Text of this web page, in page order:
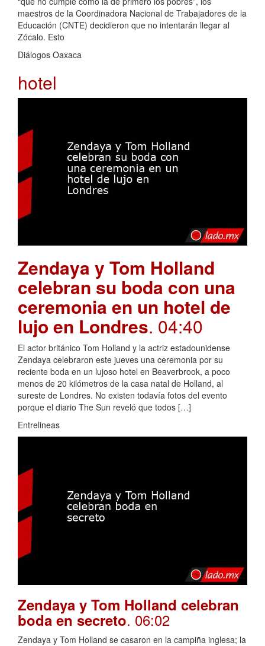
maestros de la Coordinadora Nacional de Trabajadores de la
Educación (CNTE) decidieron que no intentarán llegar al
Zócalo. Esto
Diálogos Oaxaca
hotel
Zendaya y Tom Holland
celebran su boda con una
ceremonia en un hotel de
lujo en Londres. 04:40
El actor británico Tom Holland y la actriz estadounidense
Zendaya celebraron este jueves una ceremonia por su
reciente boda en un lujoso hotel en Beaverbrook, a poco
menos de 20 kilómetros de la casa natal de Holland, al
sureste de Londres. No existen todavía fotos del evento
porque el diario The Sun reveló que todos […]
Entrelineas
Zendaya y Tom Holland celebran
boda en secreto. 06:02
Zendaya y Tom Holland se casaron en la campiña inglesa; la